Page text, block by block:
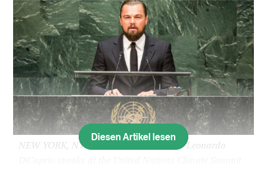
NEW YORK, NY - SEPTEMBER 23: Actor Leonardo
Diesen Artikel lesen